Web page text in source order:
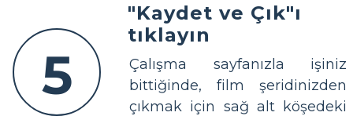
5
"Kaydet ve Çık"ı
tıklayın
Çalışma sayfanızla işiniz
bittiğinde, film şeridinizden
çıkmak için sağ alt köşedeki